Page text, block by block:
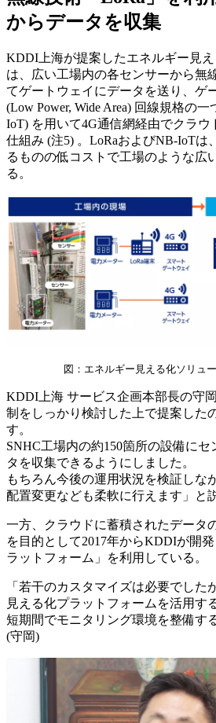
からデータを収集
KDDI上海が提案したエネルギー見
は、広い工場内の各センサーから無
てゲートウェイにデータを送り、ゲ
(Low Power, Wide Area) 回線規格の一
IoT) を用いて4G通信網経由でクラウ
仕組み (注5) 。LoRaおよびNB-IoTは
るものの低コストで工場のような広
る。
図：エネルギー見える化ソリュ
KDDI上海 サービス企画本部長の守
制をしっかり検討した上で提案した
す。
SNHC工場内の約150箇所の設備に
タを収集できるようにしました。
もちろん今後の運用状況を検証しな
配置変更なども柔軟に行えます」と
一方、クラウドに蓄積されたデータ
を目的として2017年からKDDIが開
ラットフォーム」を利用している。
「若干のカスタマイズは必要でした
見える化プラットフォームを活用す
短期間でモニタリング環境を整備す
(守岡)